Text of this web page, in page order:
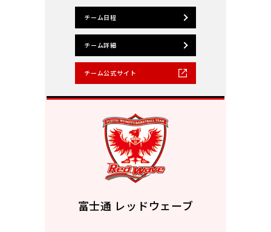
チーム日程
チーム詳細
チーム公式サイト
富士通 レッドウェーブ